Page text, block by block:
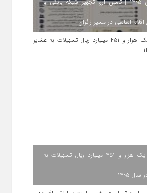
بازار در ایام اربعین ۱۴۰۵ | تأمین ارز، تجهیز شبکه بانکی و
اساسی در مسیر زائران
اختصاص بیش از یک هزار و ۴۵۱ میلیارد ریال تسهیلات به
۱۴۰۵